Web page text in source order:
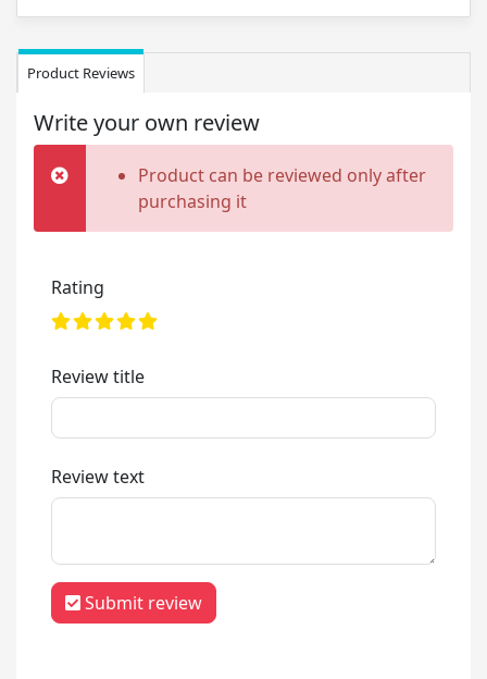
Product Reviews
Write your own review
Product can be reviewed only after
purchasing it
Rating
Review title
Review text
Submit review